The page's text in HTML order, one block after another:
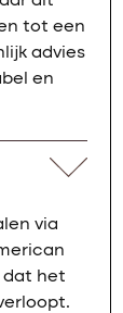
tot een
advies
en
via
dat het